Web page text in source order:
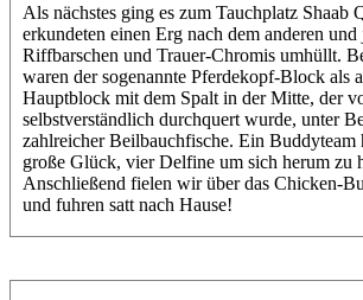
Als nächstes ging es zum Tauchplatz Shaab
erkundeten einen Erg nach dem anderen
Riffbarschen und Trauer-Chromis umhüllt.
waren der sogenannte Pferdekopf-Block als
Hauptblock mit dem Spalt in der Mitte, der
selbstverständlich durchquert wurde, unter
zahlreicher Beilbauchfische. Ein Buddyteam
große Glück, vier Delfine um sich herum zu
Anschließend fielen wir über das Chicken-
und fuhren satt nach Hause!